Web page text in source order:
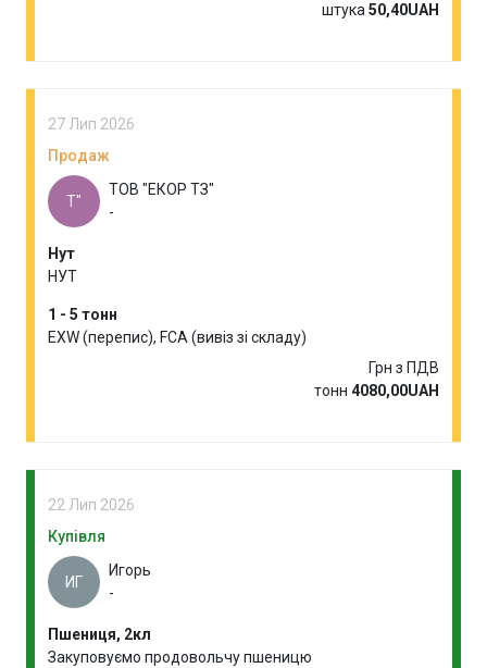
штука 50,40UAH
27 Лип 2026
Продаж
Т"
ТОВ "ЕКОР ТЗ"
-
Нут
НУТ
1 - 5 тонн
EXW (перепис), FCA (вивіз зі складу)
Грн з ПДВ
тонн 4080,00UAH
22 Лип 2026
Купівля
ИГ
Игорь
-
Пшениця, 2кл
Закуповуємо продовольчу пшеницю